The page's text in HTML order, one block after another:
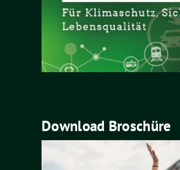
Download Broschüre